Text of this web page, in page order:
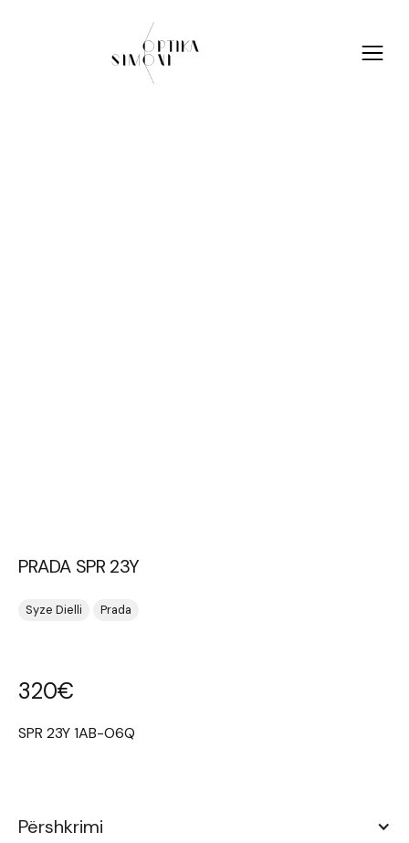
PRADA SPR 23Y
Syze Dielli Prada
320€
SPR 23Y 1AB-O6Q
Përshkrimi